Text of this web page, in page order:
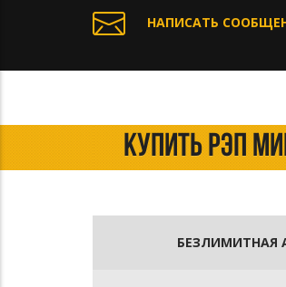
НАПИСАТЬ
КУПИТЬ РЭП
БЕЗЛИМИТНАЯ